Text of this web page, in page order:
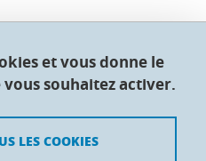
Grenoble Alpes
et vous donne le
souhaitez activer.
LES COOKIES